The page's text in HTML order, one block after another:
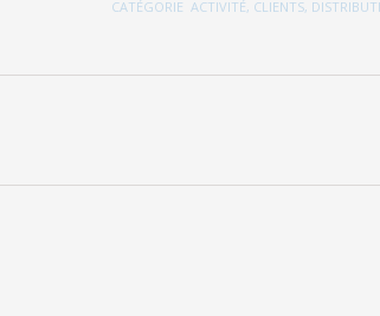
CATÉGORIE ACTIVITÉ, CLIENTS,